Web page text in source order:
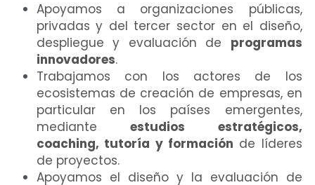
Apoyamos a organizaciones públicas,
privadas y del tercer sector en el diseño,
despliegue y evaluación de programas
innovadores.
Trabajamos con los actores de los
ecosistemas de creación de empresas, en
particular en los países emergentes,
mediante estudios estratégicos,
coaching, tutoría y formación de líderes
de proyectos.